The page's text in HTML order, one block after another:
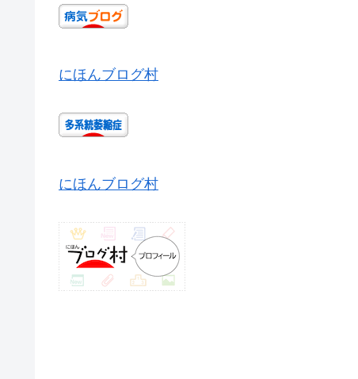
にほんブログ村
にほんブログ村